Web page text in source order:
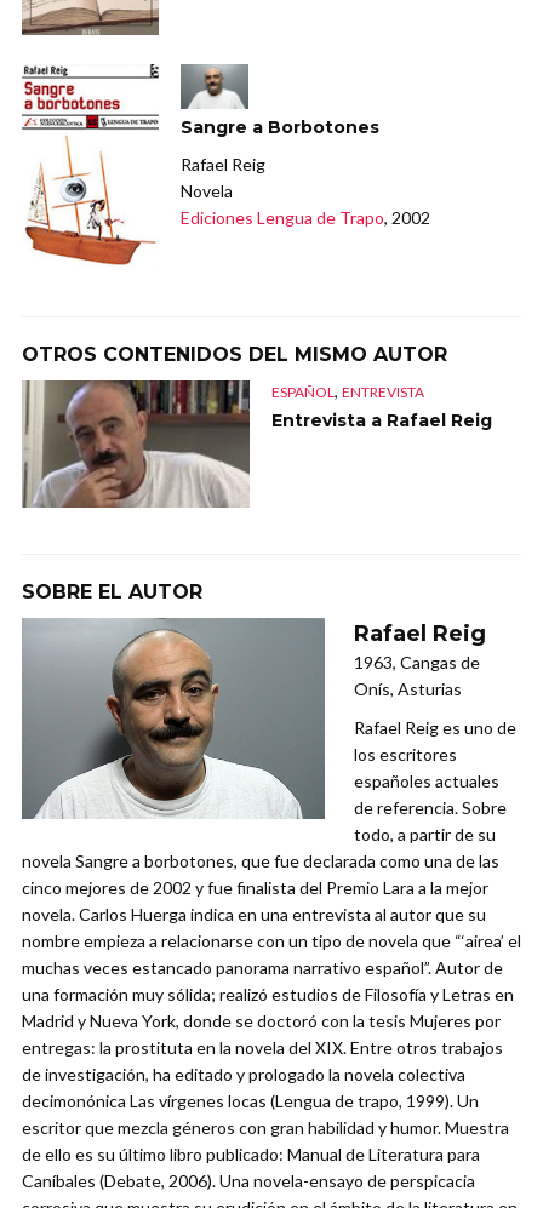
Sangre a Borbotones
Rafael Reig
Novela
Ediciones Lengua de Trapo, 2002
OTROS CONTENIDOS DEL MISMO AUTOR
ESPAÑOL, ENTREVISTA
Entrevista a Rafael Reig
SOBRE EL AUTOR
Rafael Reig
1963, Cangas de
Onís, Asturias
Rafael Reig es uno de
los escritores
españoles actuales
de referencia. Sobre
todo, a partir de su
novela Sangre a borbotones, que fue declarada como una de las
cinco mejores de 2002 y fue finalista del Premio Lara a la mejor
novela. Carlos Huerga indica en una entrevista al autor que su
nombre empieza a relacionarse con un tipo de novela que “‘airea’ el
muchas veces estancado panorama narrativo español”. Autor de
una formación muy sólida; realizó estudios de Filosofía y Letras en
Madrid y Nueva York, donde se doctoró con la tesis Mujeres por
entregas: la prostituta en la novela del XIX. Entre otros trabajos
de investigación, ha editado y prologado la novela colectiva
decimonónica Las vírgenes locas (Lengua de trapo, 1999). Un
escritor que mezcla géneros con gran habilidad y humor. Muestra
de ello es su último libro publicado: Manual de Literatura para
Caníbales (Debate, 2006). Una novela-ensayo de perspicacia